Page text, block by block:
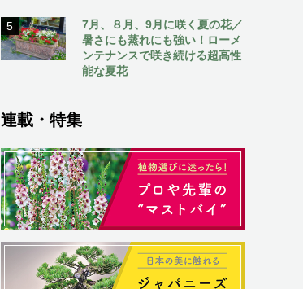
5
7月、８月、9月に咲く夏の花／
暑さにも蒸れにも強い！ローメ
ンテナンスで咲き続ける超高性
能な夏花
連載・特集